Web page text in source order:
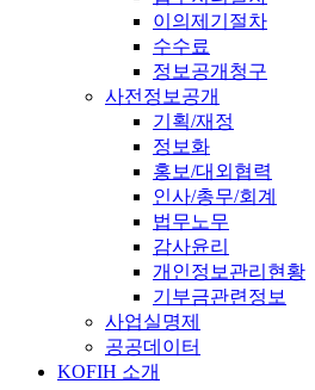
이의제기절차
수수료
정보공개청구
사전정보공개
기획/재정
정보화
홍보/대외협력
인사/총무/회계
법무노무
감사윤리
개인정보관리현황
기부금관련정보
사업실명제
공공데이터
KOFIH 소개